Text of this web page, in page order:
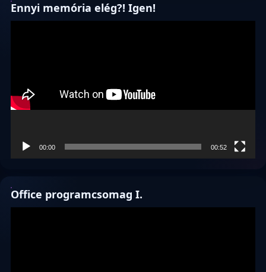
Ennyi memória elég?! Igen!
00:00 00:52
Office programcsomag I.